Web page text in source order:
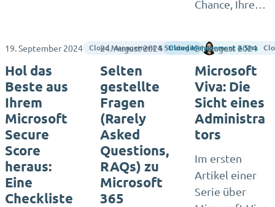
Chance, Ihre…
19. September 2024 Cloud Management & Strategie Megha Varier
Hol das
Beste aus
Ihrem
Microsoft
Secure
Score
heraus:
Eine
Checkliste
24. August 2024 Cloud Management & Strategy
Selten
gestellte
Fragen
(Rarely
Asked
Questions,
RAQs) zu
Microsoft
365
21. August 2024
Microsoft
Viva: Die
Sicht eines
Administra
tors
Im ersten
Artikel einer
Serie über